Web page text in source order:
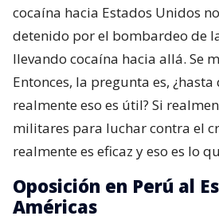
cocaína hacia Estados Unidos
detenido por el bombardeo de
llevando cocaína hacia allá. Se
Entonces, la pregunta es,
realmente eso es útil? Si
militares para luchar contra el
realmente es eficaz y eso es lo
Oposición en Perú al
Américas